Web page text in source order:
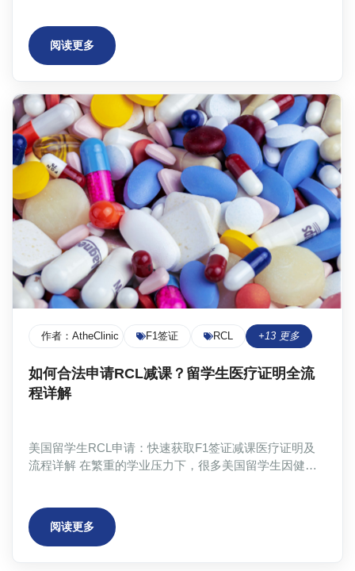
（如重度抑郁症、广泛性焦虑症），介绍了连续休假和间
歇性休假两种模式，指出了申请过程中获取有效医疗证明
的主要障碍，并推荐了Atheclinic作为提供专业评估与合
阅读更多
作者： AtheClinic TeamF1签证 RCL +13 更多
如何合法申请RCL减课？留学生医疗证明全流
程详解
美国留学生RCL申请：快速获取F1签证减课医疗证明及
流程详解 在繁重的学业压力下，很多美国留学生因健康
国医疗体系的国际学生来说，常常是一道难题。如何快
速、合法、专业地获取医疗证明，顺利完成RCL申请，成
阅读更多